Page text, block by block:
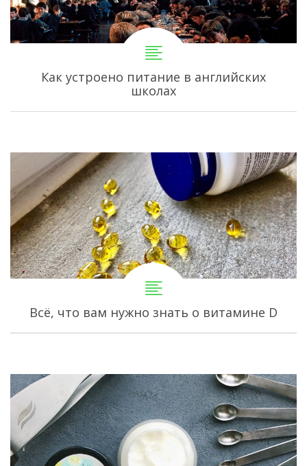
Как устроено питание в английских
школах
Всё, что вам нужно знать о витамине D